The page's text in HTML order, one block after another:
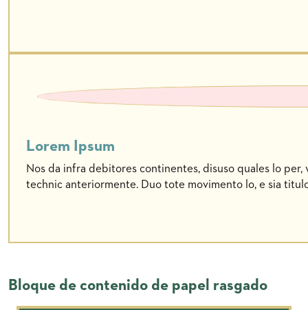
Lorem Ipsum
Nos da infra debitores continentes, disuso quales lo
technic anteriormente. Duo tote movimento lo, e sia
Bloque de contenido de papel rasgado